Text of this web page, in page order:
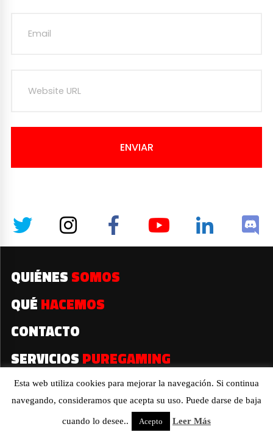
ENVIAR
QUIÉNES SOMOS
QUÉ HACEMOS
CONTACTO
SERVICIOS PUREGAMING
2019© Todos los derechos reservados
Esta web utiliza cookies para mejorar la navegación. Si continua
navegando, consideramos que acepta su uso. Puede darse de baja
cuando lo desee.. Acepto Leer Más